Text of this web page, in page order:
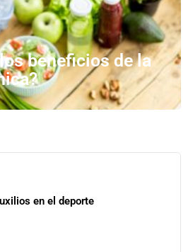
beneficios de la
en el deporte